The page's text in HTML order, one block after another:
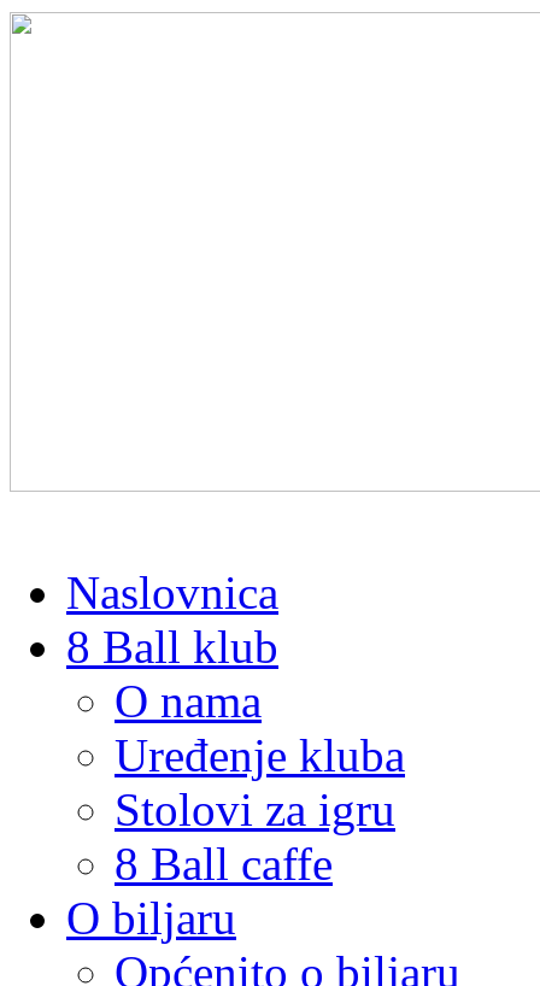
Naslovnica
8 Ball klub
O nama
Uređenje kluba
Stolovi za igru
8 Ball caffe
O biljaru
Općenito o biljaru